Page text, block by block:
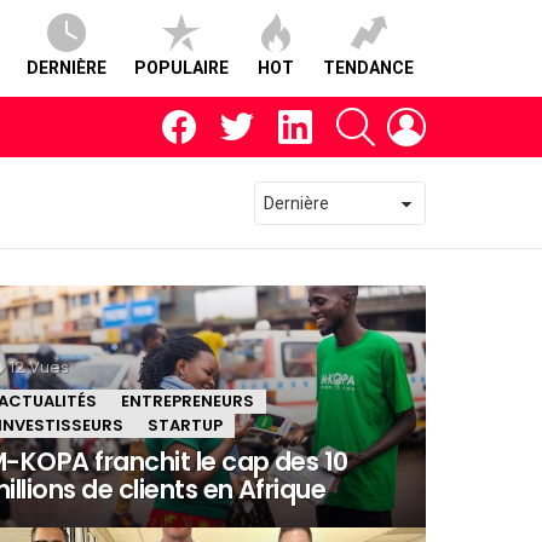
DERNIÈRE POPULAIRE HOT TENDANCE
facebooktwitter linkedin RECHERCHE
12 Vues
ENTREPRENEURS
STARTUP
KOPA franchit le cap des 10
de clients en Afrique